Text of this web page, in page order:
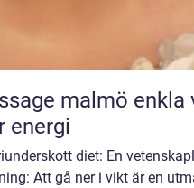
enkla vägar till mindre värk och
energi
diet: En
Att gå ner i vikt är en